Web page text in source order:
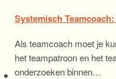
Systemisch
Als teamcoach moet je
het teampatroon en het
onderzoeken binnen…